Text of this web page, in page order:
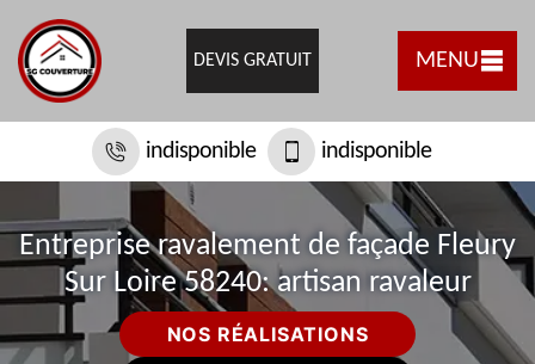
DEVIS GRATUIT MENU
indisponible indisponible
Entreprise ravalement de façade Fleury
Sur Loire 58240: artisan ravaleur
NOS RÉALISATIONS